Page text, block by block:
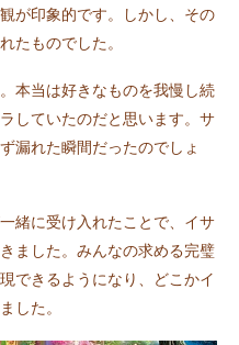
が印象的です。しかし、その
たものでした。
本当は好きなものを我慢し続
していたのだと思います。サ
漏れた瞬間だったのでしょ
緒に受け入れたことで、イサ
ました。みんなの求める完璧
できるようになり、どこかイ
した。